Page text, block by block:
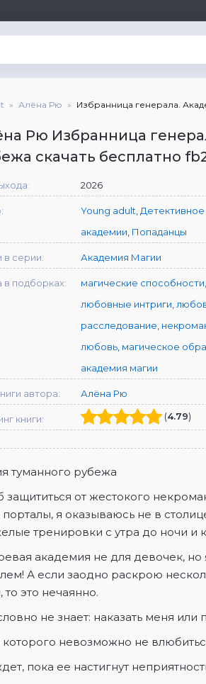
Алёна Рю Избранница генерала.
Рю Избранница
скачать бесплатно
2026
Young adult
академии Попаданцы
в серии: Академия Магии
в подборках: магические способности
любовные интриги
расследование
любовь магическое
академия магии
автора: Алёна Рю
книги: (4.79)
туманного рубежа
от жестокого
я оказываюсь не в
тренировки с утра до ночи
академия не для девочек, но
А если заодно раскрою
это нечаянно.
не знает: наказать меня или
невозможно не
пока ее настигнут